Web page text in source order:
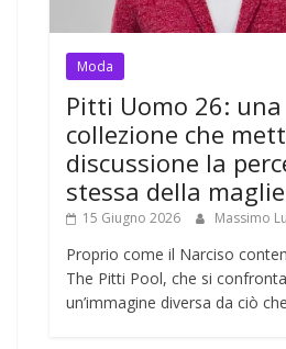
Moda
Pitti Uomo 26: una
collezione che
discussione la
stessa della
15 Giugno 2026 Massimo
Proprio come il Narciso
The Pitti Pool, che si
un’immagine diversa da ciò